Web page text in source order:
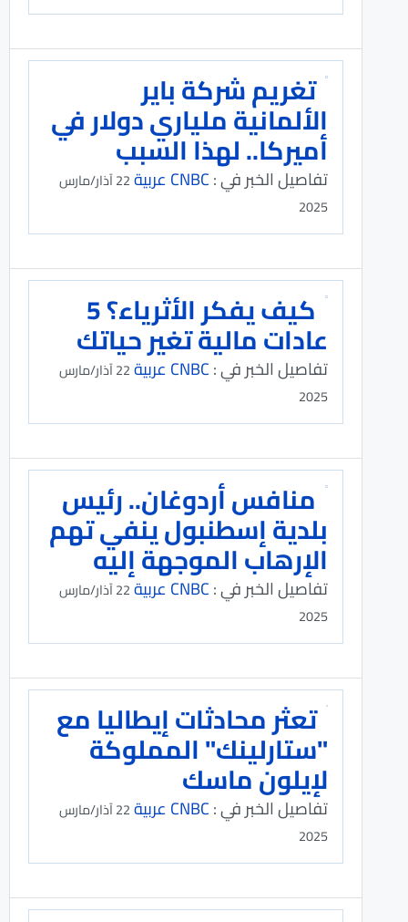
تغريم شركة باير
الألمانية ملياري دولار في
أميركا.. لهذا السبب
تفاصيل الخبر في :CNBC عربية
22 آذار/مارس
2025
كيف يفكر الأثرياء؟ 5
عادات مالية تغير حياتك
تفاصيل الخبر في :CNBC عربية
22 آذار/مارس
2025
منافس أردوغان.. رئيس
بلدية إسطنبول ينفي تهم
الإرهاب الموجهة إليه
تفاصيل الخبر في :CNBC عربية
22 آذار/مارس
2025
تعثر محادثات إيطاليا مع
"ستارلينك" المملوكة
لإيلون ماسك
تفاصيل الخبر في :CNBC عربية
22 آذار/مارس
2025